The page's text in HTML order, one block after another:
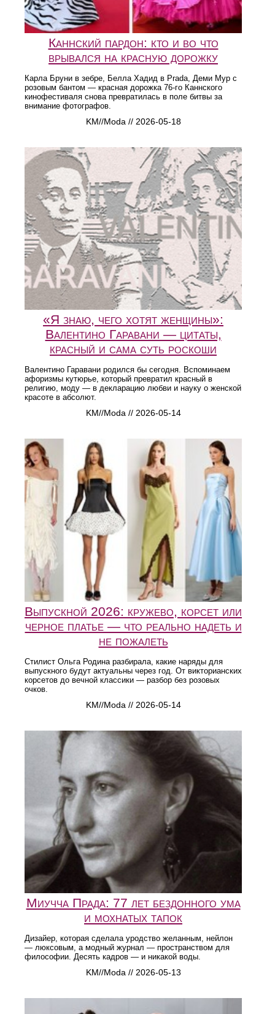
Каннский пардон: кто и во что
врывался на красную дорожку
Карла Бруни в зебре, Белла Хадид в Prada, Деми Мур с
розовым бантом — красная дорожка 76-го Каннского
кинофестиваля снова превратилась в поле битвы за
внимание фотографов.
KM//Moda // 2026-05-18
«Я знаю, чего хотят женщины»:
Валентино Гаравани — цитаты,
красный и сама суть роскоши
Валентино Гаравани родился бы сегодня. Вспоминаем
афоризмы кутюрье, который превратил красный в
религию, моду — в декларацию любви и науку о женской
красоте в абсолют.
KM//Moda // 2026-05-14
Выпускной 2026: кружево, корсет или
черное платье — что реально надеть и
не пожалеть
Стилист Ольга Родина разбирала, какие наряды для
выпускного будут актуальны через год. От викторианских
корсетов до вечной классики — разбор без розовых
очков.
KM//Moda // 2026-05-14
Миучча Прада: 77 лет бездонного ума
и мохнатых тапок
Дизайер, которая сделала уродство желанным, нейлон
— люксовым, а модный журнал — пространством для
философии. Десять кадров — и никакой воды.
KM//Moda // 2026-05-13